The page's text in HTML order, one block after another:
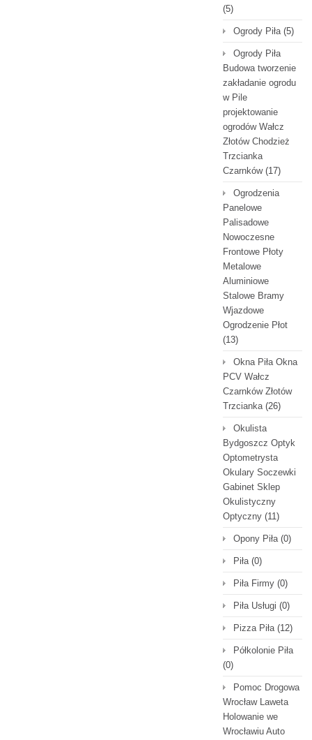
(5)
Ogrody Piła(5)
Ogrody Piła
Budowa tworzenie
zakładanie ogrodu
w Pile
projektowanie
ogrodów Wałcz
Złotów Chodzież
Trzcianka
Czarnków(17)
Ogrodzenia
Panelowe
Palisadowe
Nowoczesne
Frontowe Płoty
Metalowe
Aluminiowe
Stalowe Bramy
Wjazdowe
Ogrodzenie Płot
(13)
Okna Piła Okna
PCV Wałcz
Czarnków Złotów
Trzcianka(26)
Okulista
Bydgoszcz Optyk
Optometrysta
Okulary Soczewki
Gabinet Sklep
Okulistyczny
Optyczny (11)
Opony Piła(0)
Piła(0)
Piła Firmy (0)
Piła Usługi (0)
Pizza Piła(12)
Półkolonie Piła
(0)
Pomoc Drogowa
Wrocław Laweta
Holowanie we
Wrocławiu Auto